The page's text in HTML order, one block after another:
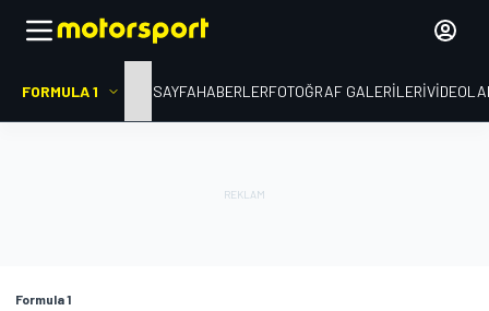
FORMULA 1 ANA SAYFAHABERLERFOTOĞRAF GALERILERI
Formula 1